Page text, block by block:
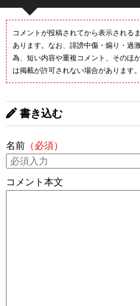
コメントが投稿されてから表示される
あります。なお、誹謗中傷・煽り・過
為、短い内容や重複コメント、そのほ
は掲載が許可されない場合があります。
書き込む
名前 （必須）
コメント本文